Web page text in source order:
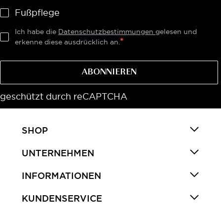
Fußpflege
Ich habe die Datenschutzbestimmungen gelesen und
erkenne diese ausdrücklich an.
ABONNIEREN
geschützt durch reCAPTCHA
SHOP
UNTERNEHMEN
INFORMATIONEN
KUNDENSERVICE